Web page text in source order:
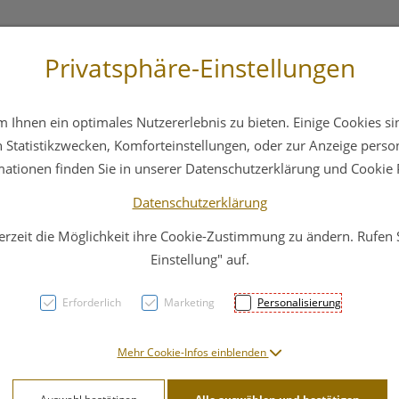
Hautpflege Familie Nahrungsergänzung
72,95
Privatsphäre-Einstellungen
Ihnen ein optimales Nutzererlebnis zu bieten. Einige Cookies
Komforteinstellungen, oder zur Anzeige
finden Sie in unserer Datenschutzerklärung und Cookie
Datenschutzerklärung
die Möglichkeit ihre Cookie-Zustimmung zu ändern. Rufen
Einstellung" auf.
Erforderlich Marketing Personalisierung
Mehr Cookie-Infos einblenden